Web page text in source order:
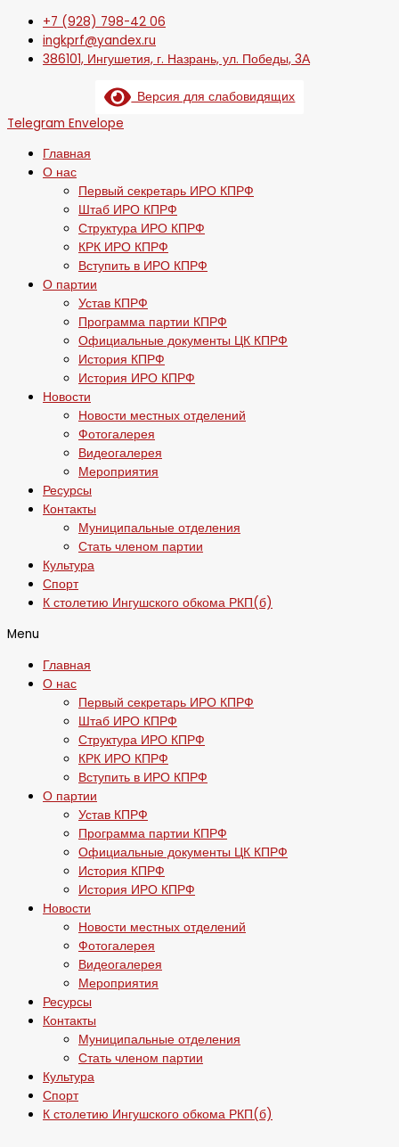
+7 (928) 798-42 06
ingkprf@yandex.ru
386101, Ингушетия, г. Назрань, ул. Победы, 3А
Версия для слабовидящих
Telegram Envelope
Главная
О нас
Первый секретарь ИРО КПРФ
Штаб ИРО КПРФ
Структура ИРО КПРФ
КРК ИРО КПРФ
Вступить в ИРО КПРФ
О партии
Устав КПРФ
Программа партии КПРФ
Официальные документы ЦК КПРФ
История КПРФ
История ИРО КПРФ
Новости
Новости местных отделений
Фотогалерея
Видеогалерея
Мероприятия
Ресурсы
Контакты
Муниципальные отделения
Стать членом партии
Культура
Спорт
К столетию Ингушского обкома РКП(б)
Menu
Главная
О нас
Первый секретарь ИРО КПРФ
Штаб ИРО КПРФ
Структура ИРО КПРФ
КРК ИРО КПРФ
Вступить в ИРО КПРФ
О партии
Устав КПРФ
Программа партии КПРФ
Официальные документы ЦК КПРФ
История КПРФ
История ИРО КПРФ
Новости
Новости местных отделений
Фотогалерея
Видеогалерея
Мероприятия
Ресурсы
Контакты
Муниципальные отделения
Стать членом партии
Культура
Спорт
К столетию Ингушского обкома РКП(б)